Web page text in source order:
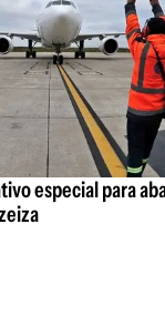
especial para